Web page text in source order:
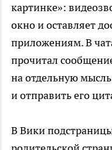
картинке»:
окно и оставляет
приложениям. В
прочитал
на отдельную
и отправить его
В Вики